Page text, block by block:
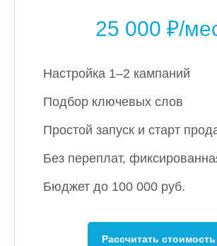
25 000 ₽/
Настройка 1–2 кампаний
Подбор ключевых слов
Простой запуск и старт
Без переплат,
Бюджет до 100 000 руб.
Рассчитать стоимость